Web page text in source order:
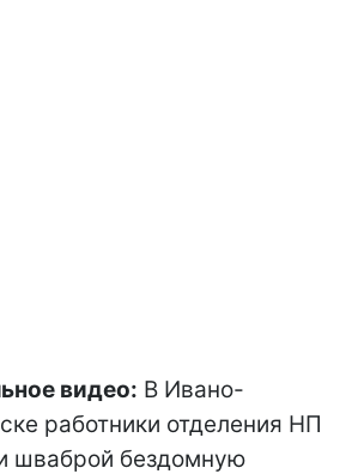
видео: В Ивано-
работники отделения НП
шваброй бездомную